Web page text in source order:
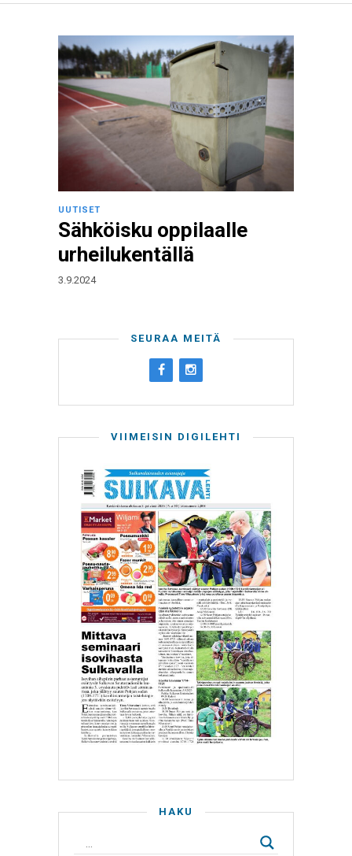
UUTISET
Sähköisku oppilaalle
urheilukentällä
3.9.2024
SEURAA MEITÄ
VIIMEISIN DIGILEHTI
HAKU